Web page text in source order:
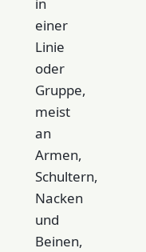
einer
Linie
oder
Gruppe,
meist
an
Armen,
Schultern,
Nacken
und
Beinen,